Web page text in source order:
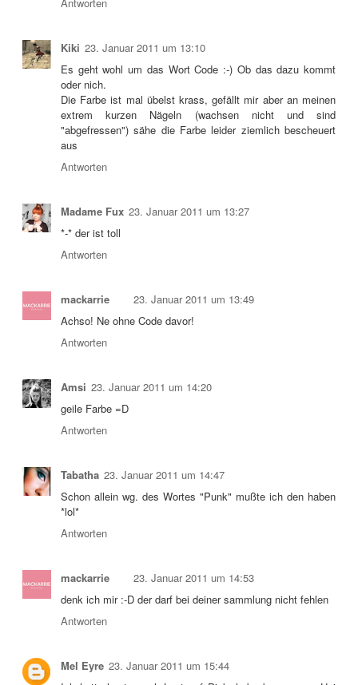
Kiki 23. Januar 2011 um 13:10
Es geht wohl um das Wort Code :-) Ob das dazu kommt
oder nich.
Die Farbe ist mal übelst krass, gefällt mir aber an meinen
extrem kurzen Nägeln (wachsen nicht und sind
"abgefressen") sähe die Farbe leider ziemlich bescheuert
aus
Antworten
Madame Fux 23. Januar 2011 um 13:27
*-* der ist toll
Antworten
mackarrie
23. Januar 2011 um 13:49
Achso! Ne ohne Code davor!
Antworten
Amsi 23. Januar 2011 um 14:20
geile Farbe =D
Antworten
Tabatha 23. Januar 2011 um 14:47
Schon allein wg. des Wortes "Punk" mußte ich den haben
*lol*
Antworten
mackarrie
23. Januar 2011 um 14:53
denk ich mir :-D der darf bei deiner sammlung nicht fehlen
Antworten
Mel Eyre 23. Januar 2011 um 15:44